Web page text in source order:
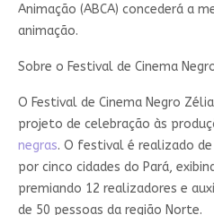
Animação (ABCA) concederá a
animação.
Sobre o Festival de Cinema
O Festival de Cinema Negro
projeto de celebração às
negras. O festival é realizado
por cinco cidades do Pará,
premiando 12 realizadores e
de 50 pessoas da região Norte.